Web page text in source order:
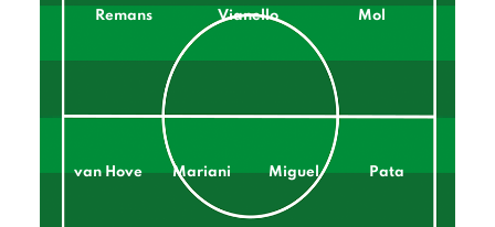
Remans Vianello Mol
van Hove Mariani Miguel Pata